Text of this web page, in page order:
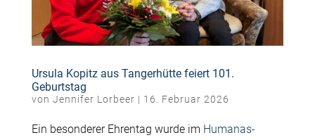
Ursula Kopitz aus Tangerhütte feiert 101.
Geburtstag
von Jennifer Lorbeer | 16. Februar 2026
Ein besonderer Ehrentag wurde im Humanas-